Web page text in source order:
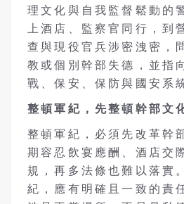
理文化與自我監督鬆動的
上酒店、監察官同行，到
查與現役官兵涉密洩密，
教或個別幹部失德，並指
戰、保安、保防與國安系
整頓軍紀，先整頓幹部文
整頓軍紀，必須先改革幹
期容忍飲宴應酬、酒店交
規，再多法條也難以落實
紀，應有明確且一致的責